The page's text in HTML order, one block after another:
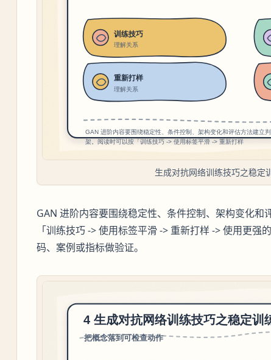
生成对抗网络训练技巧之稳定
GAN 进阶内容要围绕稳定性、条件控制、架构变化和
「训练技巧 -> 使用标签平滑 -> 重新打样 -> 使用更
码、案例或指标做验证。